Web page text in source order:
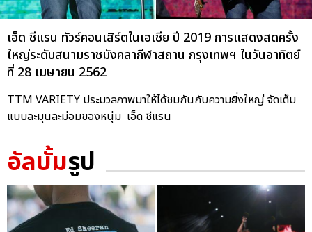
เอ็ด ชีแรน ทัวร์คอนเสิร์ตในเอเชีย ปี 2019 การแสดงสดครั้ง
ใหญ่ระดับสนามราชมังคลากีฬาสถาน กรุงเทพฯ ในวันอาทิตย์
ที่ 28 เมษายน 2562
TTM VARIETY ประมวลภาพมาให้ได้ชมกันกับความยิ่งใหญ่ จัดเต็ม
แบบละมุนละม่อมของหนุ่ม เอ็ด ชีแรน
อัลบั้มรูป